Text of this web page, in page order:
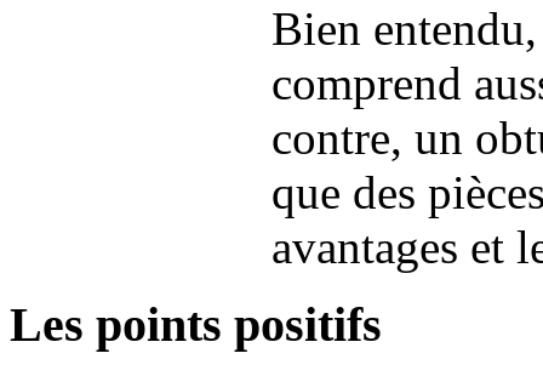
Bien
comprend
contre, un
que des
avantages et
Les points positifs